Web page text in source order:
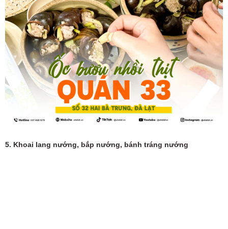
5. Khoai lang nướng, bắp nướng, bánh tráng nướng